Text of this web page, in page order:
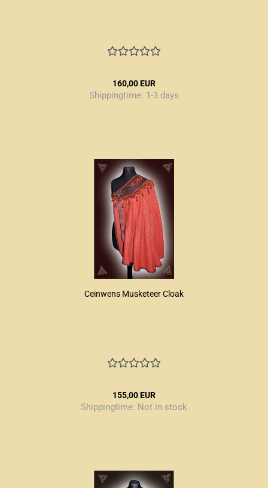
160,00 EUR
Shippingtime: 1-3 days
Ceinwens Musketeer Cloak
155,00 EUR
Shippingtime: Not in stock